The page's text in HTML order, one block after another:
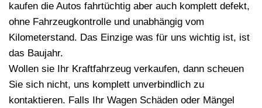
kaufen die Autos fahrtüchtig aber auch komplett defekt,
ohne Fahrzeugkontrolle und unabhängig vom
Kilometerstand. Das Einzige was für uns wichtig ist, ist
das Baujahr.
Wollen sie Ihr Kraftfahrzeug verkaufen, dann scheuen
Sie sich nicht, uns komplett unverbindlich zu
kontaktieren. Falls Ihr Wagen Schäden oder Mängel